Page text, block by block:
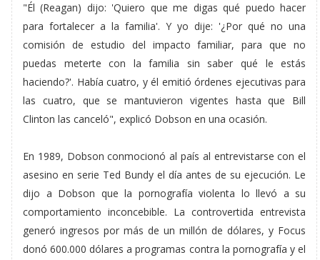
"Él (Reagan) dijo: 'Quiero que me digas qué puedo hacer
para fortalecer a la familia'. Y yo dije: '¿Por qué no una
comisión de estudio del impacto familiar, para que no
puedas meterte con la familia sin saber qué le estás
haciendo?'. Había cuatro, y él emitió órdenes ejecutivas para
las cuatro, que se mantuvieron vigentes hasta que Bill
Clinton las canceló", explicó Dobson en una ocasión.
En 1989, Dobson conmocionó al país al entrevistarse con el
asesino en serie Ted Bundy el día antes de su ejecución. Le
dijo a Dobson que la pornografía violenta lo llevó a su
comportamiento inconcebible. La controvertida entrevista
generó ingresos por más de un millón de dólares, y Focus
donó 600.000 dólares a programas contra la pornografía y el